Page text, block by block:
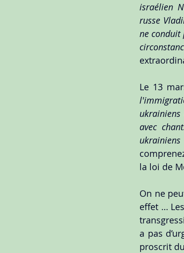
israélien
russe
ne conduit
Le 13
avec
la loi de
On ne
effet …
a pas
proscrit